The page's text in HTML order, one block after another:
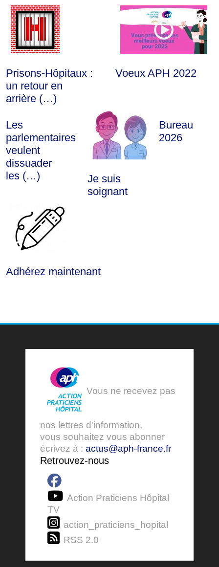
Prisons-Hôpitaux :
un retour en
arrière (…)
Voeux APH 2022
Les
parlementaires
veulent
dissuader
les (…)
Je suis
soignant
Bureau
2026
Adhérez maintenant
Vous ne recevez pas
nos lettres d'information,
vous souhaitez vous abonner
écrivez à : actus@aph-france.fr
Retrouvez-nous
Action Praticiens Hôpital
TV
action_praticiens_hopital
RSS 2.0